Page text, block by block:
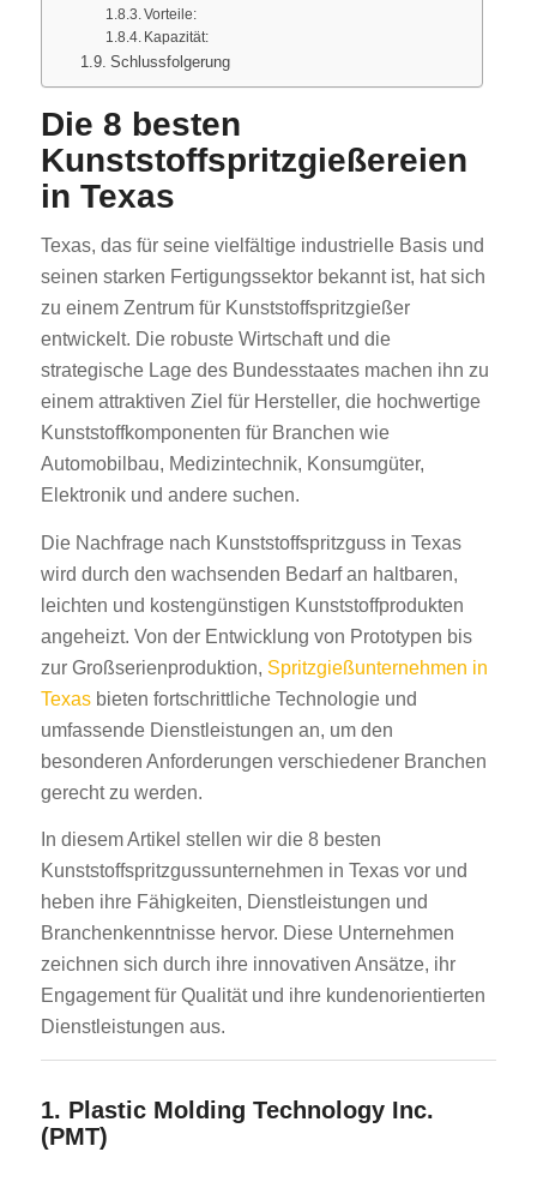
Vorteile:
Kapazität:
Schlussfolgerung
Die 8 besten
Kunststoffspritzgießereien
in Texas
Texas, das für seine vielfältige industrielle Basis und
seinen starken Fertigungssektor bekannt ist, hat sich
zu einem Zentrum für Kunststoffspritzgießer
entwickelt. Die robuste Wirtschaft und die
strategische Lage des Bundesstaates machen ihn zu
einem attraktiven Ziel für Hersteller, die hochwertige
Kunststoffkomponenten für Branchen wie
Automobilbau, Medizintechnik, Konsumgüter,
Elektronik und andere suchen.
Die Nachfrage nach Kunststoffspritzguss in Texas
wird durch den wachsenden Bedarf an haltbaren,
leichten und kostengünstigen Kunststoffprodukten
angeheizt. Von der Entwicklung von Prototypen bis
zur Großserienproduktion, Spritzgießunternehmen in
Texasbieten fortschrittliche Technologie und
umfassende Dienstleistungen an, um den
besonderen Anforderungen verschiedener Branchen
gerecht zu werden.
In diesem Artikel stellen wir die 8 besten
Kunststoffspritzgussunternehmen in Texas vor und
heben ihre Fähigkeiten, Dienstleistungen und
Branchenkenntnisse hervor. Diese Unternehmen
zeichnen sich durch ihre innovativen Ansätze, ihr
Engagement für Qualität und ihre kundenorientierten
Dienstleistungen aus.
1. Plastic Molding Technology Inc.
(PMT)